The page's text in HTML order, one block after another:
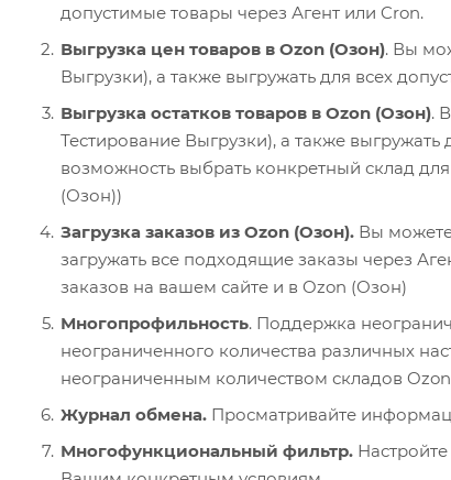
допустимые товары через Агент или Cron.
Выгрузка цен товаров в Ozon (Озон). Вы
Выгрузки), а также выгружать для всех
Выгрузка остатков товаров в Ozon (Озон).
Тестирование Выгрузки), а также
возможность выбрать конкретный склад
(Озон))
Загрузка заказов из Ozon (Озон). Вы можете
загружать все подходящие заказы через
заказов на вашем сайте и в Ozon (Озон)
Многопрофильность. Поддержка
неограниченного количества различных
неограниченным количеством складов
Журнал обмена. Просматривайте
Многофункциональный фильтр.